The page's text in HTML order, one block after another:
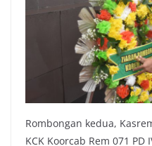
Rombongan kedua,
KCK Koorcab Rem 071